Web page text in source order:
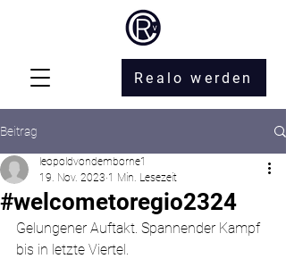
Realo werden
Beitrag
#welcometoregio2324
leopoldvondemborne1
19. Nov. 2023 1 Min. Lesezeit
Gelungener Auftakt. Spannender Kampf
bis in letzte Viertel.